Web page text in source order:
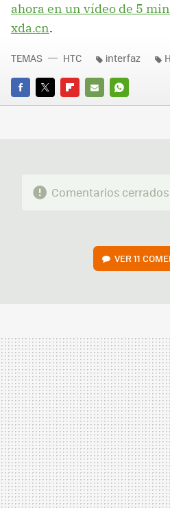
ahora en un vídeo de 5
xda.cn.
FACEBOOK
TWITTERFLIPBOARD
E-
WHATSAPP
TEMAS HTC interfaz
Comentarios cerrados
VER 11